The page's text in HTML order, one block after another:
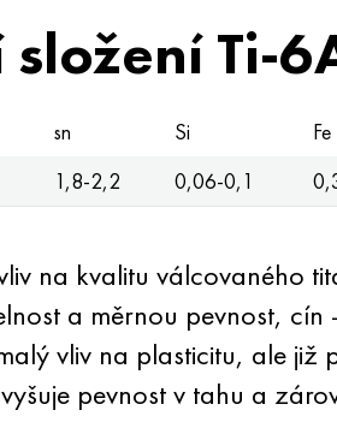
Ti-
sn Si Fe
1,8-2,2 0,06-0,1
na kvalitu válcovaného
a měrnou pevnost,
vliv na plasticitu, ale
pevnost v tahu a